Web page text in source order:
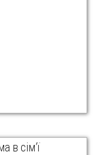
в сім’ї